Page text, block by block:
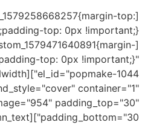
top:
top: 0px !important;}"
container="1"
padding_top="30"
padding_bottom="30"][vc_column_text]